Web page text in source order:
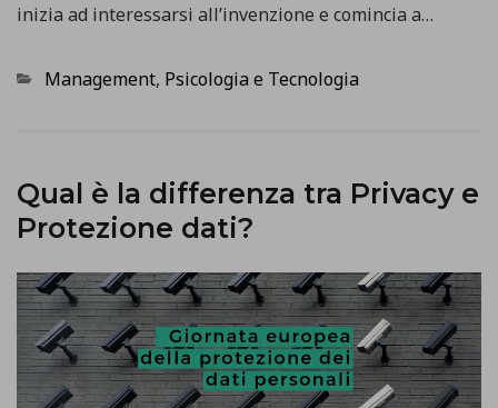
inizia ad interessarsi all’invenzione e comincia a…
Categorie
Management, Psicologia e Tecnologia
Qual è la differenza tra Privacy e
Protezione dati?